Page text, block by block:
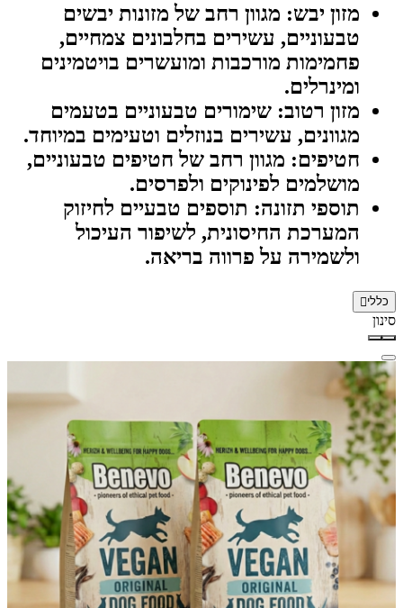
מזון יבש: מגוון רחב של מזונות יבשים
טבעוניים, עשירים בחלבונים צמחיים,
פחמימות מורכבות ומועשרים בויטמינים
ומינרלים.
מזון רטוב: שימורים טבעוניים בטעמים
מגוונים, עשירים בנוזלים וטעימים במיוחד.
חטיפים: מגוון רחב של חטיפים טבעוניים,
מושלמים לפינוקים ולפרסים.
תוספי תזונה: תוספים טבעיים לחיזוק
המערכת החיסונית, לשיפור העיכול
ולשמירה על פרווה בריאה.
כללי
סינון